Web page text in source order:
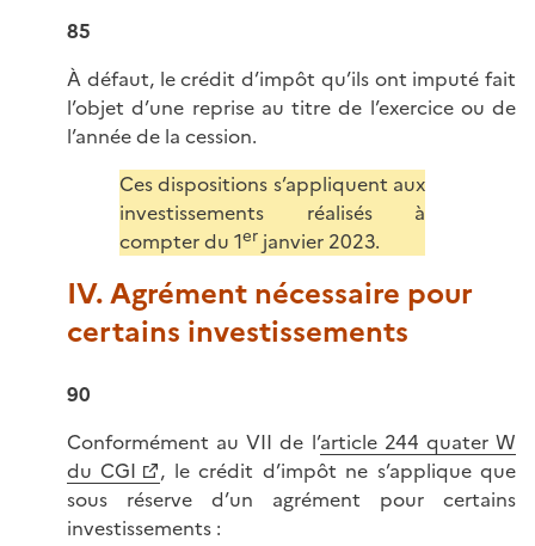
85
À défaut, le crédit d’impôt qu’ils ont imputé fait
l’objet d’une reprise au titre de l’exercice ou de
l’année de la cession.
Ces dispositions s’appliquent aux
investissements réalisés à
compter du 1erjanvier 2023.
IV. Agrément nécessaire pour
certains investissements
90
Conformément au VII de l’article 244 quater W
du CGI
, le crédit d’impôt ne s’applique que
sous réserve d’un agrément pour certains
investissements :